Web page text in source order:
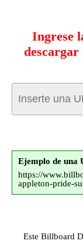
Ingrese
Ejemplo de una
https://
appleton-pride-
Este Billboard